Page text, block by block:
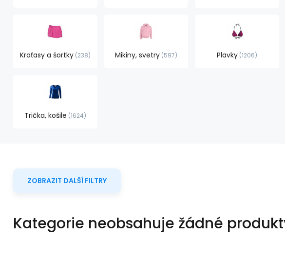
Kraťasy a šortky 238 Mikiny, svetry 597 Plavky 1206
Trička, košile 1624
ZOBRAZIT DALŠÍ FILTRY
Kategorie neobsahuje žádné